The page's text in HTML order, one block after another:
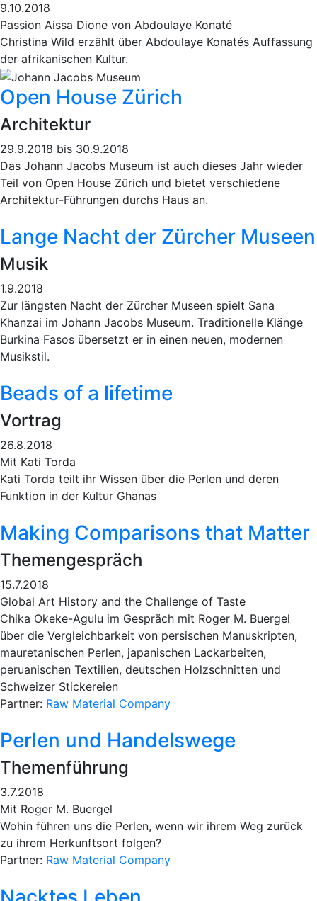
9.10.2018
Passion Aissa Dione von Abdoulaye Konaté
Christina Wild erzählt über Abdoulaye Konatés Auffassung
der afrikanischen Kultur.
Open House Zürich
Architektur
29.9.2018 bis 30.9.2018
Das Johann Jacobs Museum ist auch dieses Jahr wieder
Teil von Open House Zürich und bietet verschiedene
Architektur-Führungen durchs Haus an.
Lange Nacht der Zürcher Museen
Musik
1.9.2018
Zur längsten Nacht der Zürcher Museen spielt Sana
Khanzai im Johann Jacobs Museum. Traditionelle Klänge
Burkina Fasos übersetzt er in einen neuen, modernen
Musikstil.
Beads of a lifetime
Vortrag
26.8.2018
Mit Kati Torda
Kati Torda teilt ihr Wissen über die Perlen und deren
Funktion in der Kultur Ghanas
Making Comparisons that Matter
Themengespräch
15.7.2018
Global Art History and the Challenge of Taste
Chika Okeke-Agulu im Gespräch mit Roger M. Buergel
über die Vergleichbarkeit von persischen Manuskripten,
mauretanischen Perlen, japanischen Lackarbeiten,
peruanischen Textilien, deutschen Holzschnitten und
Schweizer Stickereien
Partner: Raw Material Company
Perlen und Handelswege
Themenführung
3.7.2018
Mit Roger M. Buergel
Wohin führen uns die Perlen, wenn wir ihrem Weg zurück
zu ihrem Herkunftsort folgen?
Partner: Raw Material Company